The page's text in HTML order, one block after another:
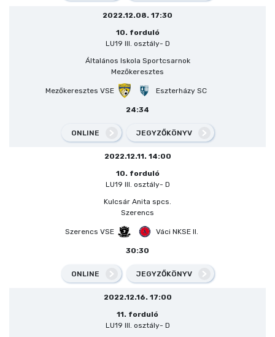
2022.12.08. 17:30
10. forduló
LU19 III. osztály- D
Általános Iskola Sportcsarnok
Mezőkeresztes
Mezőkeresztes VSE Eszterházy SC
24:34
ONLINE JEGYZŐKÖNYV
2022.12.11. 14:00
10. forduló
LU19 III. osztály- D
Kulcsár Anita spcs.
Szerencs
Szerencs VSE Váci NKSE II.
30:30
ONLINE JEGYZŐKÖNYV
2022.12.16. 17:00
11. forduló
LU19 III. osztály- D